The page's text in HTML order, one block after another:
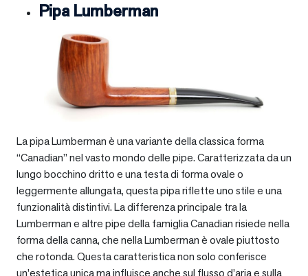
Pipa Lumberman
La pipa Lumberman è una variante della classica forma
“Canadian” nel vasto mondo delle pipe. Caratterizzata da un
lungo bocchino dritto e una testa di forma ovale o
leggermente allungata, questa pipa riflette uno stile e una
funzionalità distintivi. La differenza principale tra la
Lumberman e altre pipe della famiglia Canadian risiede nella
forma della canna, che nella Lumberman è ovale piuttosto
che rotonda. Questa caratteristica non solo conferisce
un’estetica unica ma influisce anche sul flusso d’aria e sulla